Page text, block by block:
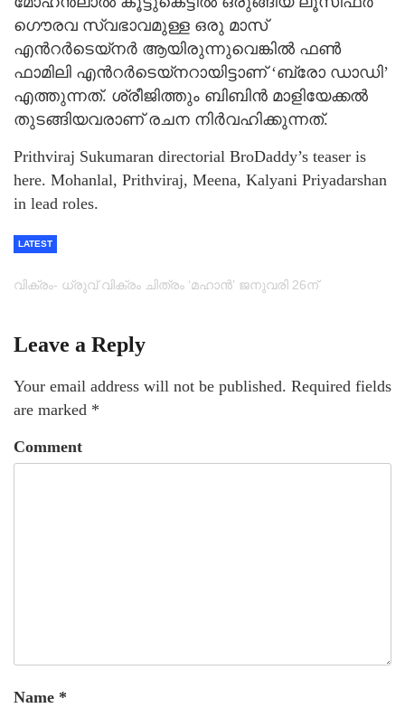
ഗൌരവ സ്വഭാവമുള്ള ഒരു മാസ്
എന്‍റര്‍ടെയ്നര്‍ ആയിരുന്നുവെങ്കില്‍ ഫണ്‍
ഫാമിലി എന്‍റര്‍ടെയ്നറായിട്ടാണ് ‘ബ്രോ ഡാഡി’
എത്തുന്നത്. ശ്രീജിത്തും ബിബിന്‍ മാളിയേക്കല്‍
തുടങ്ങിയവരാണ് രചന നിര്‍വഹിക്കുന്നത്.
Prithviraj Sukumaran directorial BroDaddy’s teaser is
here. Mohanlal, Prithviraj, Meena, Kalyani Priyadarshan
in lead roles.
LATEST
വിക്രം- ധ്രുവ് വിക്രം ചിത്രം ‘മഹാന്‍’ ജനുവരി 26ന്
Leave a Reply
Your email address will not be published. Required fields
are marked *
Comment
Name *